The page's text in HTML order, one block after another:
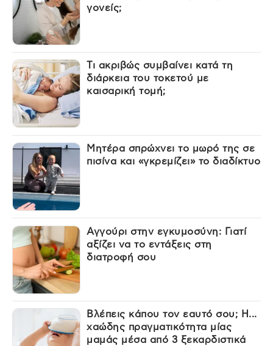
γονείς;
Τι ακριβώς συμβαίνει κατά τη
διάρκεια του τοκετού με
καισαρική τομή;
Μητέρα σπρώχνει το μωρό της σε
πισίνα και «γκρεμίζει» το διαδίκτυο
Αγγούρι στην εγκυμοσύνη: Γιατί
αξίζει να το εντάξεις στη
διατροφή σου
Βλέπεις κάπου τον εαυτό σου; Η...
χαώδης πραγματικότητα μίας
μαμάς μέσα από 3 ξεκαρδιστικά